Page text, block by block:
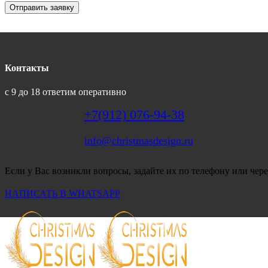
Отправить заявку
Контакты
с 9 до 18 ответим оперативно
+7(912) 076-94-38
info@christmasdesign.ru
Если у Вас возникли вопросы, задайте их по телефону или
НАПИСАТЬ В WHATSAPP